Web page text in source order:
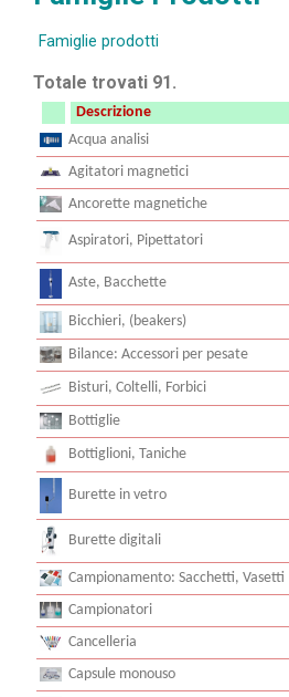
Famiglie prodotti
Totale trovati 91.
Descrizione
Acqua analisi
Agitatori magnetici
Ancorette magnetiche
Aspiratori, Pipettatori
Aste, Bacchette
Bicchieri, (beakers)
Bilance: Accessori per pesate
Bisturi, Coltelli, Forbici
Bottiglie
Bottiglioni, Taniche
Burette in vetro
Burette digitali
Campionamento: Sacchetti, Vasetti
Campionatori
Cancelleria
Capsule monouso